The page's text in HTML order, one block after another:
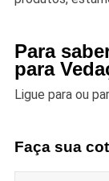
Para
para
Ligue para ou
Faça sua